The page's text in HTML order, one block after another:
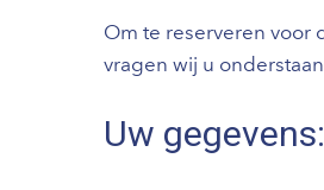
Om te reserveren voor
vragen wij u
Uw gegevens: